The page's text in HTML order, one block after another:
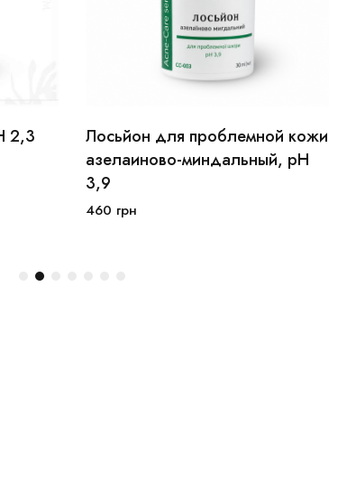
2,3
30мл 250мл
Лосьйон для проблемной кожи
азелаиново-миндальный, рН
3,9
460 грн